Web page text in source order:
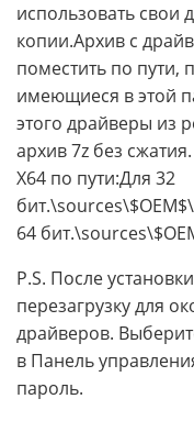
использовать свои
копии.Архив с
поместить по пути,
имеющиеся в этой
этого драйверы из
архив 7z без
X64 по пути:Для 32
64
P.S. После
перезагрузку для
драйверов.
в Панель
пароль.